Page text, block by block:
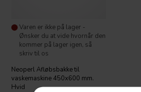
Varen er ikke på lager -
Ønsker du at vide hvornår den
kommer på lager igen, så
skriv til os
Neoperl Afløbsbakke til
vaskemaskine 450x600 mm.
Hvid